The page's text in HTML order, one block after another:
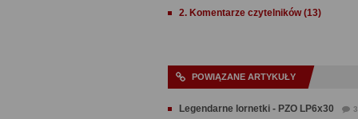
2. Komentarze czytelników (13)
POWIĄZANE ARTYKUŁY
Legendarne lornetki - PZO LP6x30